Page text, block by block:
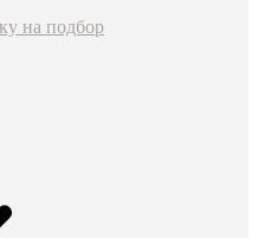
на подбор